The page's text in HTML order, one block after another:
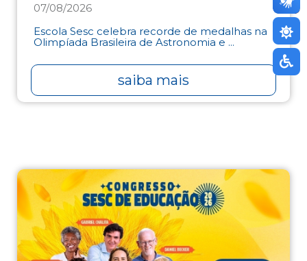
07/08/2026
Escola Sesc celebra recorde de medalhas na
Olimpíada Brasileira de Astronomia e ...
saiba mais